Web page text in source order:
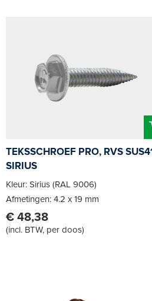
TEKSSCHROEF PRO, RVS
SIRIUS
Kleur: Sirius (RAL 9006)
Afmetingen: 4.2 x 19 mm
€ 48,38
(incl. BTW, per doos)